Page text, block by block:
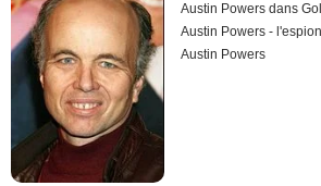
Austin Powers dans
Austin Powers -
Austin Powers